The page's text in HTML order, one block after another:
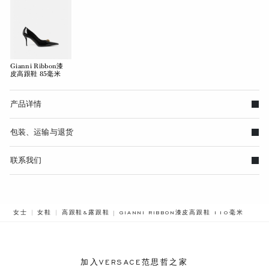
Gianni Ribbon漆
皮高跟鞋 85毫米
产品详情
包装、运输与退货
联系我们
女士 女鞋 高跟鞋&露跟鞋 BREADCRUMB.ADA.LABEL.CURRENT
GIANNI RIBBON漆皮高跟鞋 110毫米
加入VERSACE范思哲之家